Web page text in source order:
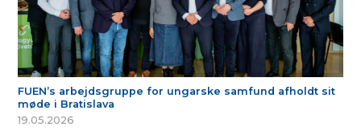
FUEN’s arbejdsgruppe for ungarske samfund afholdt sit
møde i Bratislava
19.05.2026